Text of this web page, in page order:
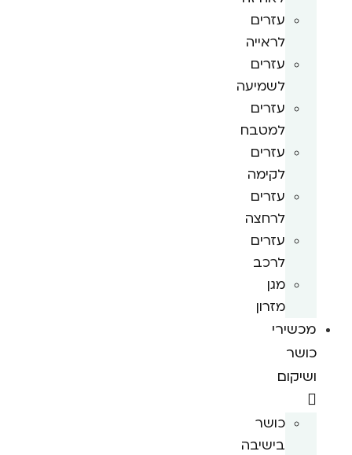
עזרים
לראייה
עזרים
לשמיעה
עזרים
למטבח
עזרים
לקימה
עזרים
לרחצה
עזרים
לרכב
מגן
מזרון
מכשירי
כושר
ושיקום
כושר
בישיבה